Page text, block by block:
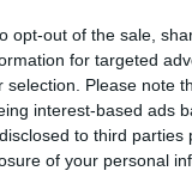
opt-out of the sale,
for targeted
selection. Please note
interest-based ads
to third
of your personal
ideraktad ezt a cikket!
alexthemagician.piczo.com/
zavarni az